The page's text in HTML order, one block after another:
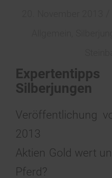
Silberjungen
Veröffentlichung
2013
Aktien Gold wert
Pferd?